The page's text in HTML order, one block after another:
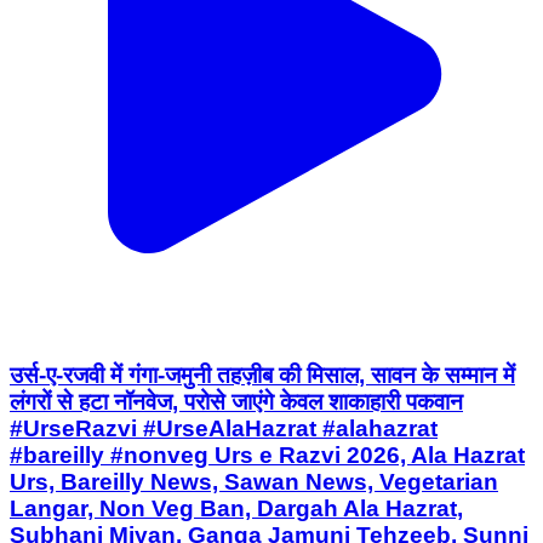
उर्स-ए-रजवी में गंगा-जमुनी तहज़ीब की मिसाल, सावन के सम्मान में
लंगरों से हटा नॉनवेज, परोसे जाएंगे केवल शाकाहारी पकवान
#UrseRazvi #UrseAlaHazrat #alahazrat
#bareilly #nonveg Urs e Razvi 2026, Ala Hazrat
Urs, Bareilly News, Sawan News, Vegetarian
Langar, Non Veg Ban, Dargah Ala Hazrat,
Subhani Miyan, Ganga Jamuni Tehzeeb, Sunni